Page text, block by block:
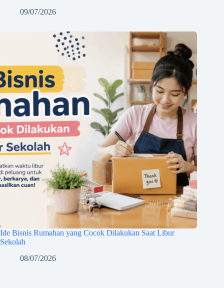
09/07/2026
Ide Bisnis Rumahan yang Cocok Dilakukan Saat Libur
Sekolah
08/07/2026